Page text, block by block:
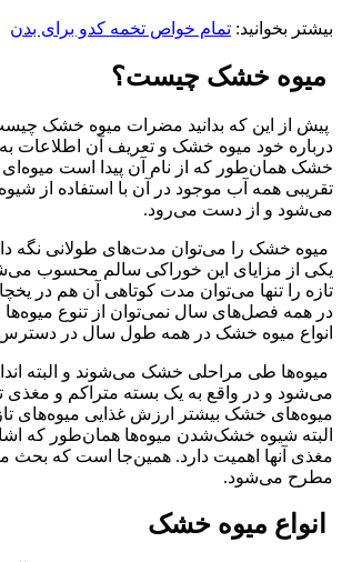
بیشتر بخوانید: تمام خواص تخمه کدو برای بدن
میوه خشک چیست؟
پیش از این که بدانید مضرات میوه خشک
درباره خود میوه خشک و تعریف آن اطلاعات
خشک همان‌طور که از نام آن پیدا است
تقریبی همه آب موجود در آن با استفاده از
می‌شود و از دست می‌رود.
میوه خشک را می‌توان مدت‌های طولانی نگه
یکی از مزایای این خوراکی سالم محسوب
تازه را تنها می‌توان مدت کوتاهی آن هم در
در همه فصل‌های سال نمی‌توان از تنوع میوه‌ها
انواع میوه خشک در همه طول سال در
میوه‌ها طی مراحلی خشک می‌شوند و البته
می‌شود و در واقع به یک بسته متراکم و مغذی
میوه‌های خشک بیشتر ارزش غذایی میوه‌های
البته شیوه خشک‌شدن میوه‌ها همان‌طور که
مغذی آنها اهمیت دارد. همین‌جا است که
مطرح می‌شود.
انواع میوه خشک